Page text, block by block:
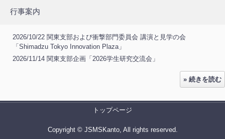
行事案内
2026/10/22 関東支部および衝撃部門委員会 講演と見学の会
「Shimadzu Tokyo Innovation Plaza」
2026/11/14 関東支部企画「2026学生研究交流会」
» 続きを読む
トップページ
Copyright © JSMSKanto, All rights reserved.